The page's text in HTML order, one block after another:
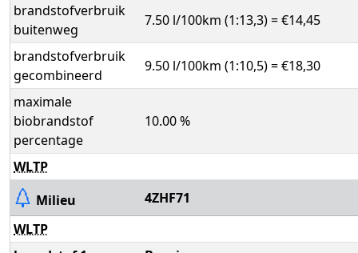
brandstofverbruik
buitenweg
7.50 l/100km (1:13,3) = €14,45
brandstofverbruik
gecombineerd
9.50 l/100km (1:10,5) = €18,30
maximale
biobrandstof
percentage
10.00 %
WLTP
Milieu
4ZHF71
WLTP